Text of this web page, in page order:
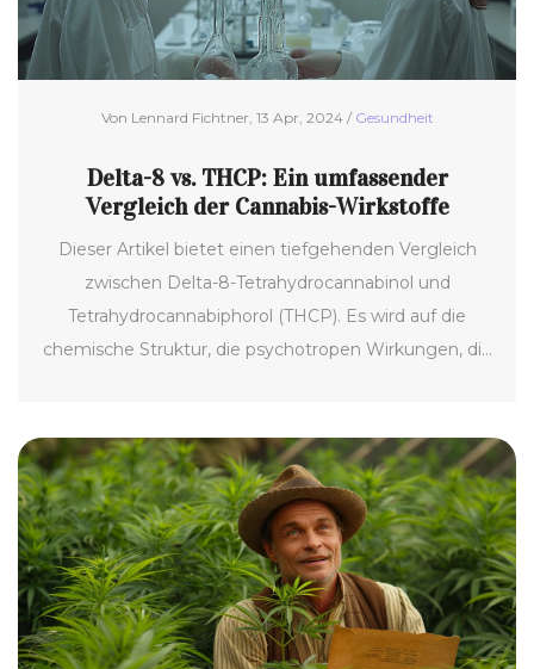
Von Lennard Fichtner, 13 Apr, 2024 / Gesundheit
Delta-8 vs. THCP: Ein umfassender
Vergleich der Cannabis-Wirkstoffe
Dieser Artikel bietet einen tiefgehenden Vergleich
zwischen Delta-8-Tetrahydrocannabinol und
Tetrahydrocannabiphorol (THCP). Es wird auf die
chemische Struktur, die psychotropen Wirkungen, die
Lesern ein klares Verständnis ihrer Unterschiede und
potenziellen Vorteile zu vermitteln.